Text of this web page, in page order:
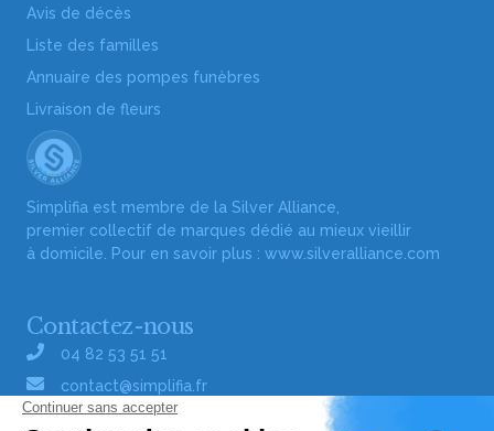
Avis de décès
Liste des familles
Annuaire des pompes funèbres
Livraison de fleurs
Simplifia est membre de la Silver Alliance,
premier collectif de marques dédié au mieux vieillir
à domicile. Pour en savoir plus : www.silveralliance.com
Contactez-nous
04 82 53 51 51
contact@simplifia.fr